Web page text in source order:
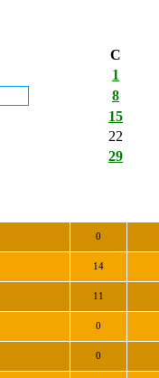
С
1
8
15
22
29
0
14
11
0
0